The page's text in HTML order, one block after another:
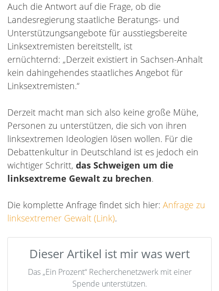
Auch die Antwort auf die Frage, ob die
Landesregierung staatliche Beratungs- und
Unterstützungsangebote für ausstiegsbereite
Linksextremisten bereitstellt, ist
ernüchternd: „Derzeit existiert in Sachsen-Anhalt
kein dahingehendes staatliches Angebot für
Linksextremisten.“
Derzeit macht man sich also keine große Mühe,
Personen zu unterstützen, die sich von ihren
linksextremen Ideologien lösen wollen. Für die
Debattenkultur in Deutschland ist es jedoch ein
wichtiger Schritt, das Schweigen um die
linksextreme Gewalt zu brechen.
Die komplette Anfrage findet sich hier: Anfrage zu
linksextremer Gewalt (Link).
Dieser Artikel ist mir was wert
Das „Ein Prozent“ Recherchenetzwerk mit einer
Spende unterstützen.